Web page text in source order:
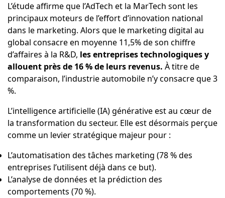
L’étude affirme que l’AdTech et la MarTech sont les
principaux moteurs de l’effort d’innovation national
dans le marketing. Alors que le marketing digital au
global consacre en moyenne 11,5% de son chiffre
d’affaires à la R&D, les entreprises technologiques y
allouent près de 16 % de leurs revenus. À titre de
comparaison, l’industrie automobile n’y consacre que 3
%.
L’intelligence artificielle (IA) générative est au cœur de
la transformation du secteur. Elle est désormais perçue
comme un levier stratégique majeur pour :
L’automatisation des tâches marketing (78 % des
entreprises l’utilisent déjà dans ce but).
L’analyse de données et la prédiction des
comportements (70 %).